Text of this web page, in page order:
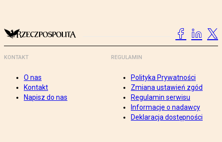
KONTAKT
O nas
Kontakt
Napisz do nas
REGULAMIN
Polityka Prywatności
Zmiana ustawień zgód
Regulamin serwisu
Informacje o nadawcy
Deklaracja dostępności